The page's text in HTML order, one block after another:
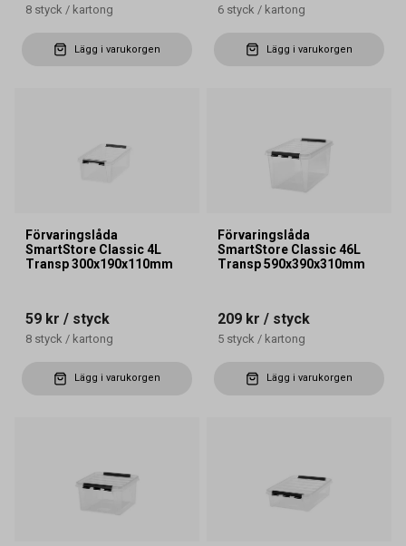
8 styck / kartong
Lägg i varukorgen
6 styck / kartong
Lägg i varukorgen
Förvaringslåda
SmartStore Classic 4L
Transp 300x190x110mm
59 kr / styck
8 styck / kartong
Lägg i varukorgen
Förvaringslåda
SmartStore Classic 46L
Transp 590x390x310mm
209 kr / styck
5 styck / kartong
Lägg i varukorgen